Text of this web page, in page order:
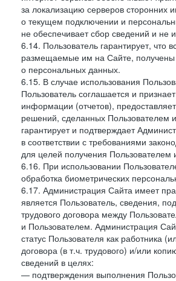
за локализацию серверов сторонних
о текущем подключении и
не обеспечивает сбор сведений и не
6.14. Пользователь гарантирует,
размещаемые им на Сайте, получены
о персональных данных.
6.15. В случае использования
Пользователь соглашается и
информации (отчетов),
решений, сделанных Пользователем
гарантирует и подтверждает
в соответствии с требованиями
для целей получения
6.16. При использовании
обработка биометрических
6.17. Администрация Сайта имеет
является Пользователь, сведения,
трудового договора между
и Пользователем. Администрация
статус Пользователя как работника
договора (в т.ч. трудового) и/или
сведений в целях:
— подтверждения выполнения